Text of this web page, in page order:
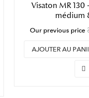
Visaton MR 130
médium
Our previous price
AJOUTER AU